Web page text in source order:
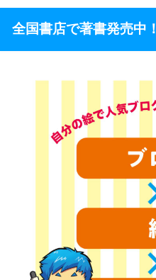
全国書店で著書発売中！